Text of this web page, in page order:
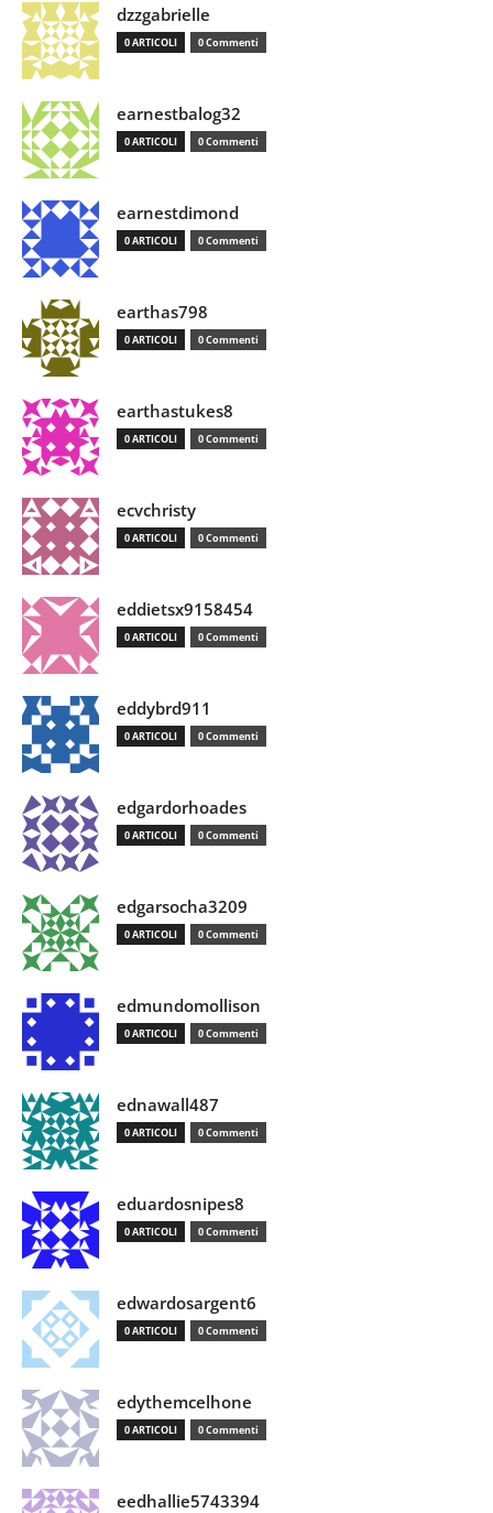
dzzgabrielle
0 ARTICOLI 0 Commenti
earnestbalog32
0 ARTICOLI 0 Commenti
earnestdimond
0 ARTICOLI 0 Commenti
earthas798
0 ARTICOLI 0 Commenti
earthastukes8
0 ARTICOLI 0 Commenti
ecvchristy
0 ARTICOLI 0 Commenti
eddietsx9158454
0 ARTICOLI 0 Commenti
eddybrd911
0 ARTICOLI 0 Commenti
edgardorhoades
0 ARTICOLI 0 Commenti
edgarsocha3209
0 ARTICOLI 0 Commenti
edmundomollison
0 ARTICOLI 0 Commenti
ednawall487
0 ARTICOLI 0 Commenti
eduardosnipes8
0 ARTICOLI 0 Commenti
edwardosargent6
0 ARTICOLI 0 Commenti
edythemcelhone
0 ARTICOLI 0 Commenti
eedhallie5743394